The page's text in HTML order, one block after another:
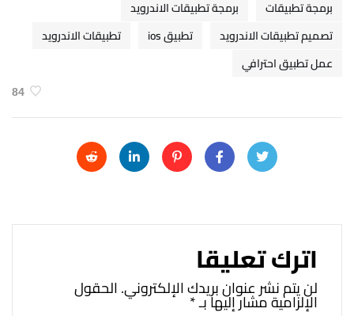
برمجة تطبيقات
برمجة تطبيقات الاندرويد
تصميم تطبيقات الاندرويد
تطبيق ios
تطبيقات الاندرويد
عمل تطبيق احترافي
84
اترك تعليقا
لن يتم نشر عنوان بريدك الإلكتروني.الحقول
الإلزامية مشار إليها بـ*